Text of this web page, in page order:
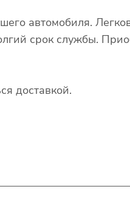
автомобиля.
срок службы.
доставкой.